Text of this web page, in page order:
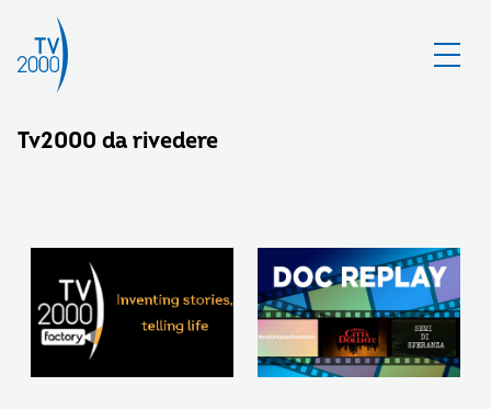
Tv2000 da rivedere